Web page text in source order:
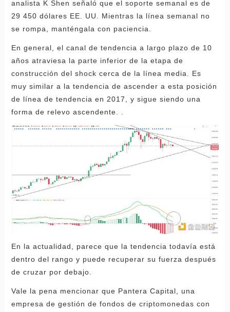
analista K Shen señaló que el soporte semanal es de
29 450 dólares EE. UU. Mientras la línea semanal no
se rompa, manténgala con paciencia.
En general, el canal de tendencia a largo plazo de 10
años atraviesa la parte inferior de la etapa de
construcción del shock cerca de la línea media. Es
muy similar a la tendencia de ascender a esta posición
de línea de tendencia en 2017, y sigue siendo una
forma de relevo ascendente. .
En la actualidad, parece que la tendencia todavía está
dentro del rango y puede recuperar su fuerza después
de cruzar por debajo.
Vale la pena mencionar que Pantera Capital, una
empresa de gestión de fondos de criptomonedas con